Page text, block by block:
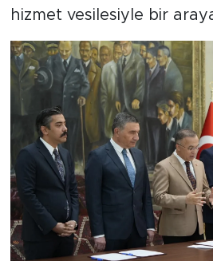
hizmet vesilesiyle bir